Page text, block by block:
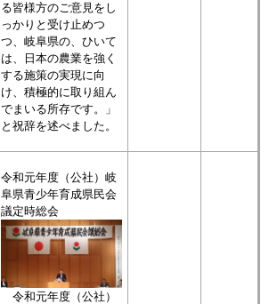
る皆様方のご意見をし
っかりと受け止めつ
つ、岐阜県の、ひいて
は、日本の農業を強く
する施策の実現に向
け、積極的に取り組ん
でまいる所存です。」
と祝辞を述べました。
令和元年度（公社）岐
阜県青少年育成県民会
議定時総会
令和元年度（公社）